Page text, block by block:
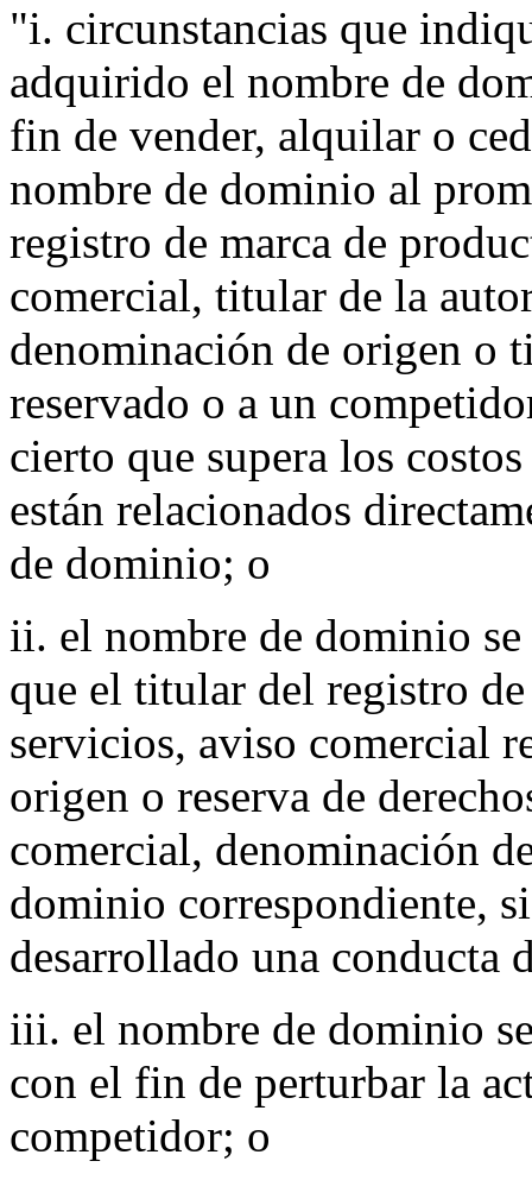
"i. circunstancias que
adquirido el nombre de
fin de vender, alquilar o
nombre de dominio al
registro de marca de
comercial, titular de la
denominación de origen o
reservado o a un
cierto que supera los
están relacionados
de dominio; o
ii. el nombre de dominio
que el titular del registro
servicios, aviso comercial
origen o reserva de
comercial, denominación
dominio correspondiente,
desarrollado una conducta
iii. el nombre de dominio
con el fin de perturbar la
competidor; o